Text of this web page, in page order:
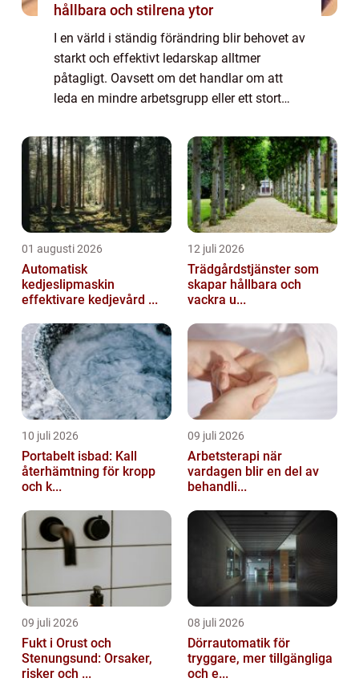
hållbara och stilrena ytor
I en värld i ständig förändring blir behovet av
starkt och effektivt ledarskap alltmer
påtagligt. Oavsett om det handlar om att
leda en mindre arbetsgrupp eller ett stort
01 augusti 2026
Automatisk
kedjeslipmaskin
effektivare kedjevård ...
12 juli 2026
Trädgårdstjänster som
skapar hållbara och
vackra u...
10 juli 2026
Portabelt isbad: Kall
återhämtning för kropp
och k...
09 juli 2026
Arbetsterapi när
vardagen blir en del av
behandli...
09 juli 2026
Fukt i Orust och
Stenungsund: Orsaker,
risker och ...
08 juli 2026
Dörrautomatik för
tryggare, mer tillgängliga
och e...